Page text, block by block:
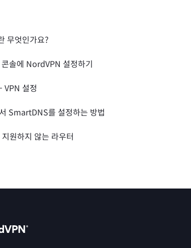
무엇인가요?
솔에 NordVPN 설정하기
VPN 설정
SmartDNS를 설정하는 방법
원하지 않는 라우터